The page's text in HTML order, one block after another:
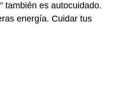
también es autocuidado.
energía. Cuidar tus